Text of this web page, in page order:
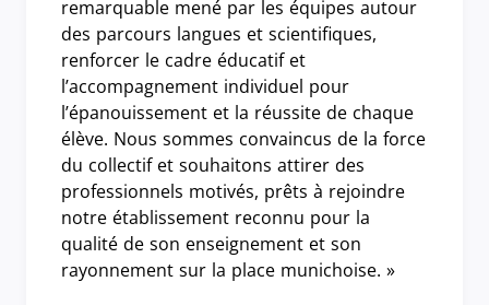
remarquable mené par les équipes autour
des parcours langues et scientifiques,
renforcer le cadre éducatif et
l’accompagnement individuel pour
l’épanouissement et la réussite de chaque
élève. Nous sommes convaincus de la force
du collectif et souhaitons attirer des
professionnels motivés, prêts à rejoindre
notre établissement reconnu pour la
qualité de son enseignement et son
rayonnement sur la place munichoise. »